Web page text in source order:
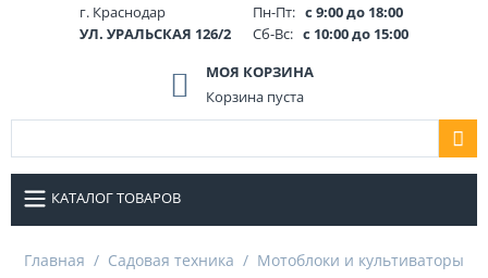
г. Краснодар
УЛ. УРАЛЬСКАЯ 126/2
Пн-Пт: с 9:00 до 18:00
Сб-Вс: с 10:00 до 15:00
МОЯ КОРЗИНА
Корзина пуста
КАТАЛОГ ТОВАРОВ
Главная / Садовая техника / Мотоблоки и культиваторы